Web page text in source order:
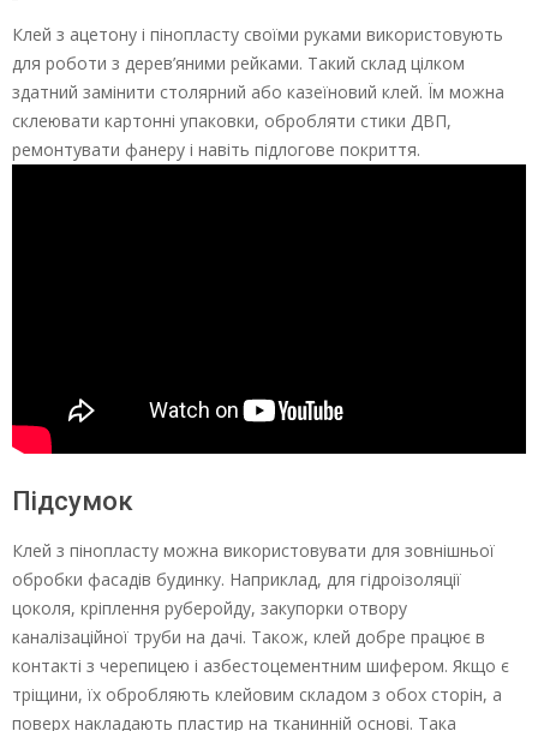
Клей з ацетону і пінопласту своїми руками використовують
для роботи з дерев’яними рейками. Такий склад цілком
здатний замінити столярний або казеїновий клей. Їм можна
склеювати картонні упаковки, обробляти стики ДВП,
ремонтувати фанеру і навіть підлогове покриття.
Підсумок
Клей з пінопласту можна використовувати для зовнішньої
обробки фасадів будинку. Наприклад, для гідроізоляції
цоколя, кріплення руберойду, закупорки отвору
каналізаційної труби на дачі. Також, клей добре працює в
контакті з черепицею і азбестоцементним шифером. Якщо є
тріщини, їх обробляють клейовим складом з обох сторін, а
поверх накладають пластир на тканинній основі. Така